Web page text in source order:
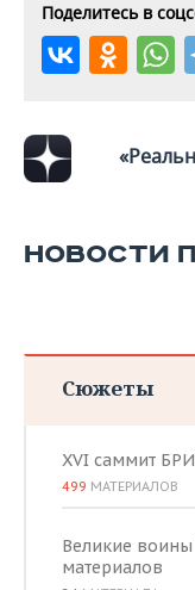
Поделитесь в
НОВОСТИ
Сюжеты
XVI саммит
499 МАТЕРИАЛОВ
Великие воины
материалов